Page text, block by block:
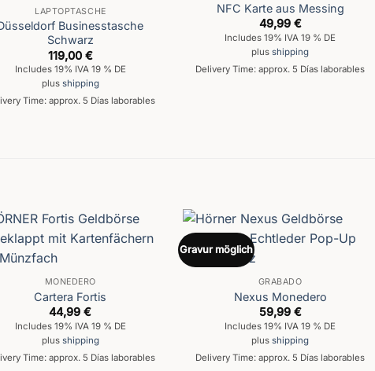
LAPTOPTASCHE
Businesstasche
Schwarz
119,00 €
Includes 19% IVA 19 % DE
plus shipping
Time: approx. 5 Días laborables
NFC Karte aus Messing
49,99 €
Includes 19% IVA 19 % DE
plusshipping
Delivery Time: approx. 5 Días laborables
MONEDERO
Cartera Fortis
44,99€
Includes 19% IVA 19 % DE
plus shipping
Time: approx. 5 Días laborables
Gravur möglich
GRABADO
Nexus Monedero
59,99 €
Includes 19% IVA 19 % DE
plusshipping
Delivery Time: approx. 5 Días laborables